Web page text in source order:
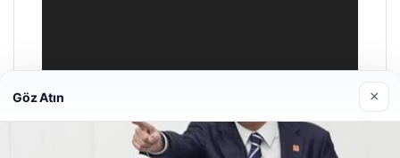
Enes Kaplan Avukatlık Bürosu
Göz Atın ×